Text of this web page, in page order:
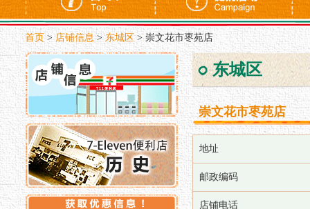
首页 > 店铺信息>东城区 >崇文花市枣苑店
东城区
崇文花市枣苑店
地址
邮政编码
店铺电话